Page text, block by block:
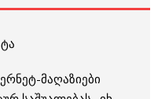
მაღაზიები